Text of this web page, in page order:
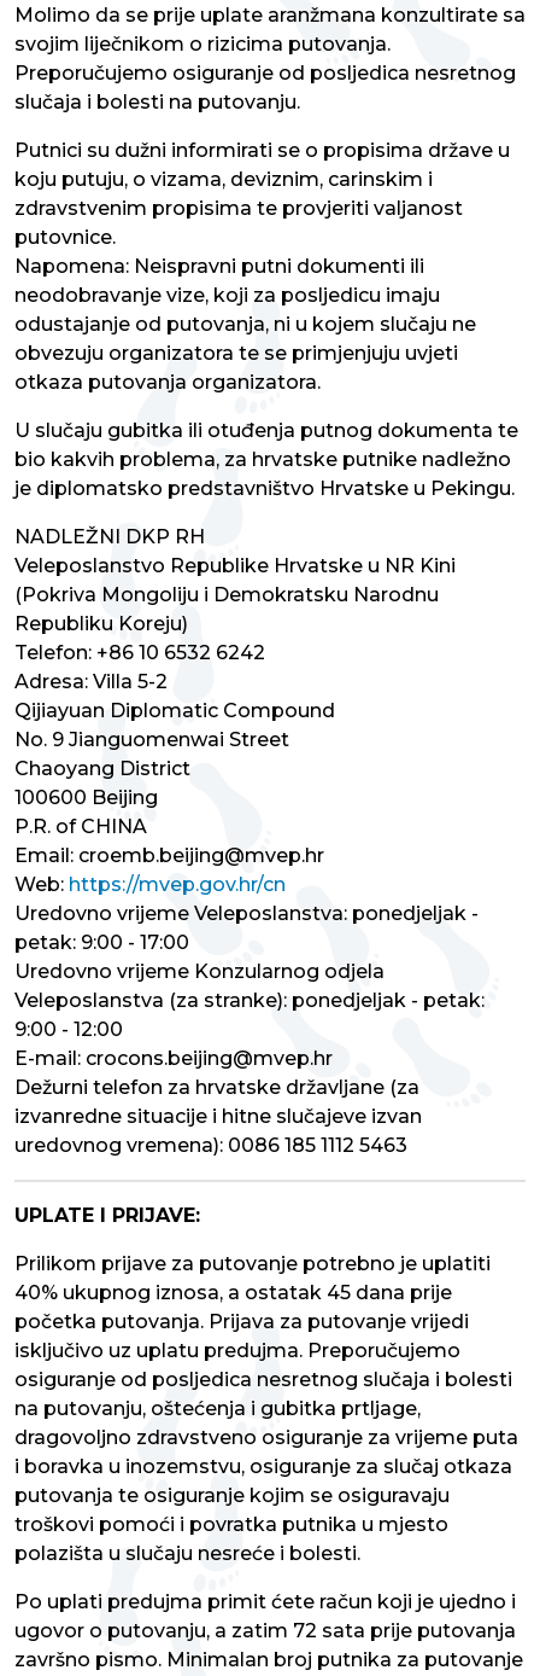
Molimo da se prije uplate aranžmana konzultirate sa
svojim liječnikom o rizicima putovanja.
Preporučujemo osiguranje od posljedica nesretnog
slučaja i bolesti na putovanju.
Putnici su dužni informirati se o propisima države u
koju putuju, o vizama, deviznim, carinskim i
zdravstvenim propisima te provjeriti valjanost
putovnice.
Napomena: Neispravni putni dokumenti ili
neodobravanje vize, koji za posljedicu imaju
odustajanje od putovanja, ni u kojem slučaju ne
obvezuju organizatora te se primjenjuju uvjeti
otkaza putovanja organizatora.
U slučaju gubitka ili otuđenja putnog dokumenta te
bio kakvih problema, za hrvatske putnike nadležno
je diplomatsko predstavništvo Hrvatske u Pekingu.
NADLEŽNI DKP RH
Veleposlanstvo Republike Hrvatske u NR Kini
(Pokriva Mongoliju i Demokratsku Narodnu
Republiku Koreju)
Telefon: +86 10 6532 6242
Adresa: Villa 5-2
Qijiayuan Diplomatic Compound
No. 9 Jianguomenwai Street
Chaoyang District
100600 Beijing
P.R. of CHINA
Email: croemb.beijing@mvep.hr
Web: https://mvep.gov.hr/cn
Uredovno vrijeme Veleposlanstva: ponedjeljak -
petak: 9:00 - 17:00
Uredovno vrijeme Konzularnog odjela
Veleposlanstva (za stranke): ponedjeljak - petak:
9:00 - 12:00
E-mail: crocons.beijing@mvep.hr
Dežurni telefon za hrvatske državljane (za
izvanredne situacije i hitne slučajeve izvan
uredovnog vremena): 0086 185 1112 5463
UPLATE I PRIJAVE:
Prilikom prijave za putovanje potrebno je uplatiti
40% ukupnog iznosa, a ostatak 45 dana prije
početka putovanja. Prijava za putovanje vrijedi
isključivo uz uplatu predujma. Preporučujemo
osiguranje od posljedica nesretnog slučaja i bolesti
na putovanju, oštećenja i gubitka prtljage,
dragovoljno zdravstveno osiguranje za vrijeme puta
i boravka u inozemstvu, osiguranje za slučaj otkaza
putovanja te osiguranje kojim se osiguravaju
troškovi pomoći i povratka putnika u mjesto
polazišta u slučaju nesreće i bolesti.
Po uplati predujma primit ćete račun koji je ujedno i
ugovor o putovanju, a zatim 72 sata prije putovanja
završno pismo. Minimalan broj putnika za putovanje